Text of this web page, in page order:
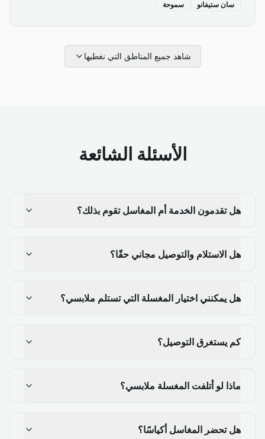
سان ستيفانو سموحة
شاهد جميع المناطق التي نغطيها
الأسئلة الشائعة
هل تقدمون الخدمة أم المغاسل تقوم بذلك؟
هل الاستلام والتوصيل مجاني حقًا؟
هل يمكنني اختيار المغسلة التي تستلم ملابسي؟
كم يستغرق التوصيل؟
ماذا لو أتلفت المغسلة ملابسي؟
هل تحضر المغاسل أكياسًا؟